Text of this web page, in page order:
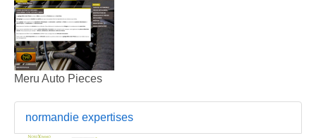
Meru Auto Pieces
normandie expertises